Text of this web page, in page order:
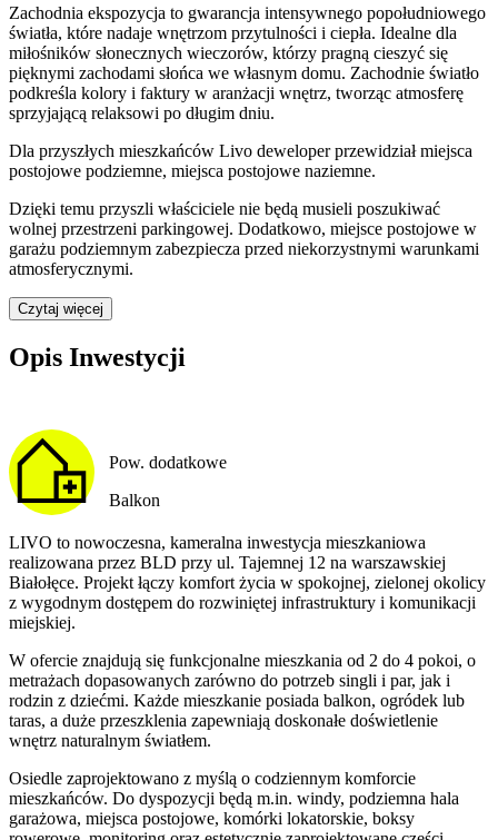
Zachodnia ekspozycja to gwarancja intensywnego popołudniowego
światła, które nadaje wnętrzom przytulności i ciepła. Idealne dla
miłośników słonecznych wieczorów, którzy pragną cieszyć się
pięknymi zachodami słońca we własnym domu. Zachodnie światło
podkreśla kolory i faktury w aranżacji wnętrz, tworząc atmosferę
sprzyjającą relaksowi po długim dniu.
Dla przyszłych mieszkańców Livo deweloper przewidziałmiejsca
postojowe podziemne, miejsca postojowe naziemne.
Dzięki temu przyszli właściciele nie będą musieli poszukiwać
wolnej przestrzeni parkingowej. Dodatkowo, miejsce postojowe w
garażu podziemnym zabezpiecza przed niekorzystnymi warunkami
atmosferycznymi.
Czytaj więcej
Opis Inwestycji
Pow. dodatkowe
Balkon
LIVO to nowoczesna, kameralna inwestycja mieszkaniowa
realizowana przez BLD przy ul. Tajemnej 12 na warszawskiej
Białołęce. Projekt łączy komfort życia w spokojnej, zielonej okolicy
z wygodnym dostępem do rozwiniętej infrastruktury i komunikacji
miejskiej.
W ofercie znajdują się funkcjonalne mieszkania od 2 do 4 pokoi, o
metrażach dopasowanych zarówno do potrzeb singli i par, jak i
rodzin z dziećmi. Każde mieszkanie posiada balkon, ogródek lub
taras, a duże przeszklenia zapewniają doskonałe doświetlenie
wnętrz naturalnym światłem.
Osiedle zaprojektowano z myślą o codziennym komforcie
mieszkańców. Do dyspozycji będą m.in. windy, podziemna hala
garażowa, miejsca postojowe, komórki lokatorskie, boksy